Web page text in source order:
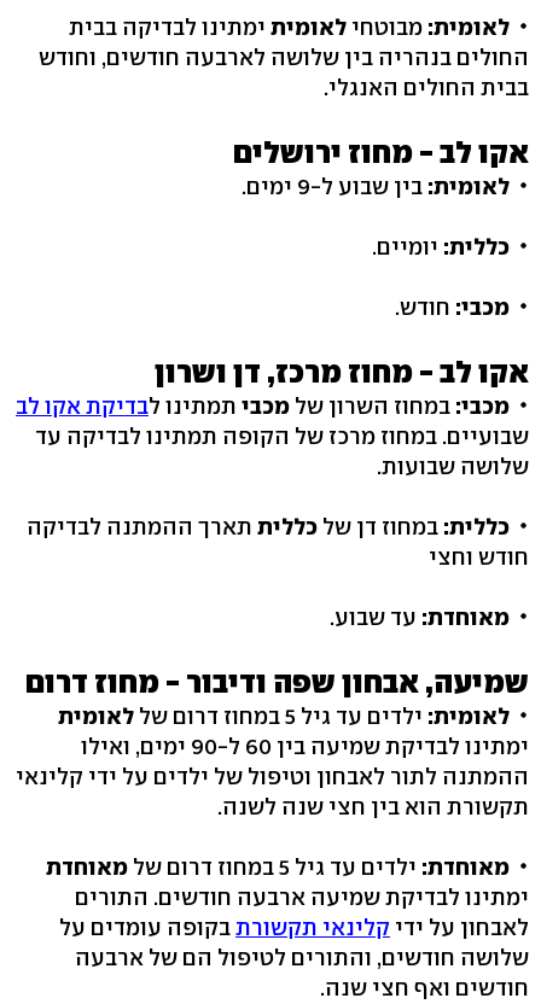
לאומית: מבוטחי לאומית ימתינו לבדיקה בבית
החולים בנהריה בין שלושה לארבעה חודשים, וחודש
בבית החולים האנגלי.
אקו לב - מחוז ירושלים
לאומית: בין שבוע ל-9 ימים.
כללית: יומיים.
מכבי: חודש.
אקו לב - מחוז מרכז, דן ושרון
מכבי: במחוז השרון של מכבי תמתינו לבדיקת אקו לב
שבועיים. במחוז מרכז של הקופה תמתינו לבדיקה עד
שלושה שבועות.
כללית: במחוז דן של כללית תארך ההמתנה לבדיקה
חודש וחצי
מאוחדת: עד שבוע.
שמיעה, אבחון שפה ודיבור - מחוז דרום
לאומית: ילדים עד גיל 5 במחוז דרום של
לאומית
ימתינו לבדיקת שמיעה בין 60 ל-90 ימים, ואילו
ההמתנה לתור לאבחון וטיפול של ילדים על ידי קלינאי
תקשורת הוא בין חצי שנה לשנה.
מאוחדת: ילדים עד גיל 5 במחוז דרום של
מאוחדת
ימתינו לבדיקת שמיעה ארבעה חודשים. התורים
לאבחון על ידי קלינאי תקשורתבקופה עומדים על
שלושה חודשים, והתורים לטיפול הם של ארבעה
חודשים ואף חצי שנה.